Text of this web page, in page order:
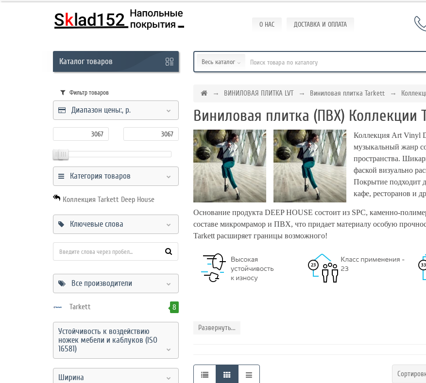
О НАС ДОСТАВКА И ОПЛАТА
Каталогтоваров Весь каталог
Фильтр товаров
Диапазон цены:, р.
Категория товаров
Коллекция Tarkett Deep House
Ключевые слова
Все производители
Tarkett 8
Устойчивость к воздействию
ножек мебели и каблуков (ISO
16581)
Ширина
ВИНИЛОВАЯ ПЛИТКА LVT Виниловая плитка Tarkett
Виниловая плитка (ПВХ) Коллекции
Коллекция Art Vinyl
музыкальный жанр
пространства.
фаской визуально
Покрытие подходит
кафе, ресторанов и
Основание продукта DEEP HOUSE состоит из SPC, каменно-
составе микромрамор и ПВХ, что придает материалу особую
Tarkett расширяет границы возможного!
Развернуть...